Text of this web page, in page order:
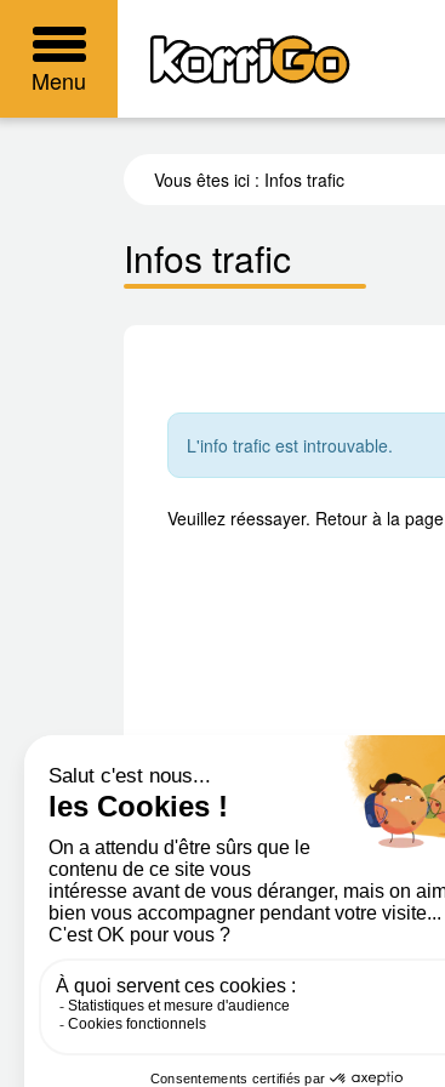
Menu
Vous êtes ici : Infos trafic
Infos trafic
L'info trafic est introuvable.
Veuillez réessayer. Retour à la page